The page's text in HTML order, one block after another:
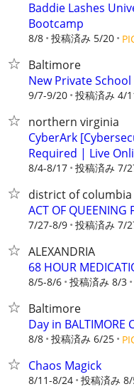
Baddie Lashes
Bootcamp
8/8 投稿済み 5/20
Baltimore
New Private School
9/7-9/20 投稿済み 4/
northern virginia
CyberArk
Required | Live
8/4-8/17 投稿済み 7/
district of columbia
ACT OF QUEENING
7/27-8/9 投稿済み 7/
ALEXANDRIA
68 HOUR
8/5-8/6 投稿済み 8/3
Baltimore
Day in BALTIMORE
8/8 投稿済み 6/25
Chaos Magick
8/11-8/24 投稿済み